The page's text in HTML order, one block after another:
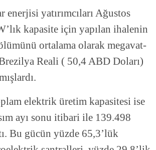
yatırımcıları Ağustos
kapasite için yapılan ihalenin
ortalama olarak megavat-
Reali ( 50,4 ABD Doları)
elektrik üretim kapasitesi ise
ayı sonu itibari ile 139.498
Bu gücün yüzde 65,3’lük